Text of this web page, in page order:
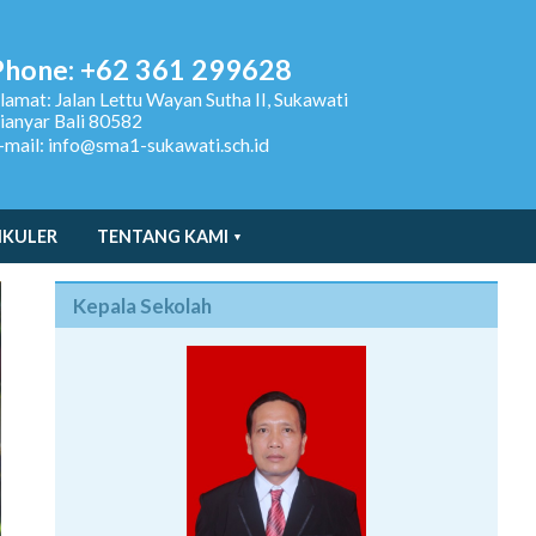
+62 361 299628
Jalan Lettu Wayan Sutha II, Sukawati
Bali 80582
mail: info@sma1-sukawati.sch.id
TENTANG KAMI
Kepala Sekolah